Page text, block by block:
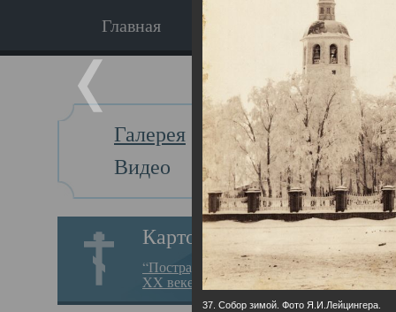
Главная Экскурсия
Галерея
Видео
Картотека
“Пострадавшие за веру в
XX веке на Севере”
Главная
37. Собор зимой. Фото Я.И.Лейцингера.